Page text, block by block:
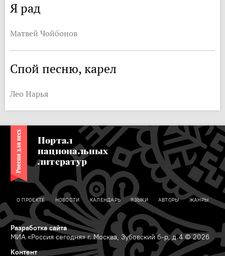
Я рад
Матвей Чойбонов
Спой песню, карел
Лео Нарья
Портал
национальных
литератур
О ПРОЕКТЕ НОВОСТИ КАЛЕНДАРЬ ЯЗЫКИ АВТОРЫ ЖАНРЫ
Разработка сайта
МИА «Россия сегодня» г. Москва, Зубовский б-р, д.4 © 2026
Контент